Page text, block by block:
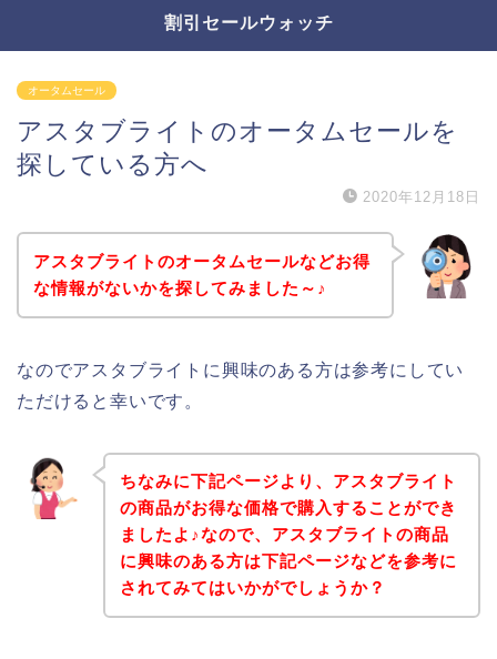
割引セールウォッチ
オータムセール
アスタブライトのオータムセールを
探している方へ
2020年12月18日
アスタブライトのオータムセールなどお得
な情報がないかを探してみました～♪
なのでアスタブライトに興味のある方は参考にしてい
ただけると幸いです。
ちなみに下記ページより、アスタブライト
の商品がお得な価格で購入することができ
ましたよ♪なので、アスタブライトの商品
に興味のある方は下記ページなどを参考に
されてみてはいかがでしょうか？